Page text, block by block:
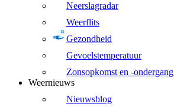
Neerslagradar
Weerflits
Gezondheid
Gevoelstemperatuur
Zonsopkomst en -ondergang
Weernieuws
Nieuwsblog